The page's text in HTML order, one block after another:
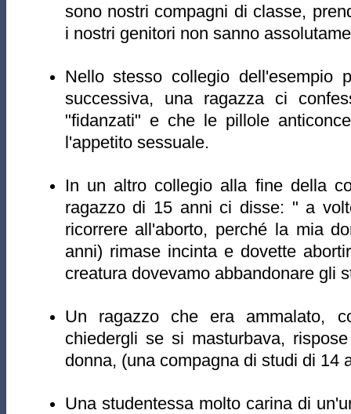
sono nostri compagni di classe,
i nostri genitori non sanno
Nello stesso collegio dell'esempio
successiva, una ragazza ci
"fidanzati" e che le pillole
l'appetito sessuale.
In un altro collegio alla fine della
ragazzo di 15 anni ci disse: " a
ricorrere all'aborto, perché la mia
anni) rimase incinta e dovette
creatura dovevamo abbandonare gli
Un ragazzo che era ammalato,
chiedergli se si masturbava,
donna, (una compagna di studi di 14
Una studentessa molto carina di